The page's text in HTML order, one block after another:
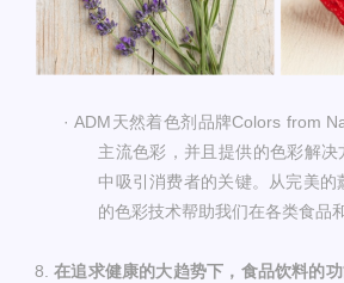
· ADM天然着色剂品牌Colors from
主流色彩，并且提供的色彩解
中吸引消费者的关键。从完美
的色彩技术帮助我们在各类食品
8.在追求健康的大趋势下，食品饮料的